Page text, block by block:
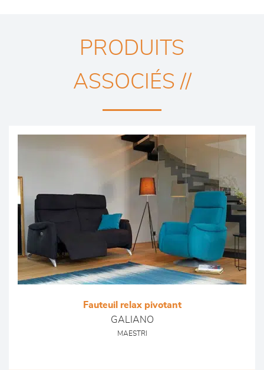
PRODUITS
ASSOCIÉS //
Fauteuil relax pivotant
GALIANO
MAESTRI